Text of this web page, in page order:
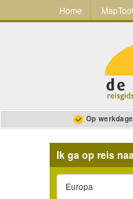
Home MapTool
Op
Ik ga op reis
Europa